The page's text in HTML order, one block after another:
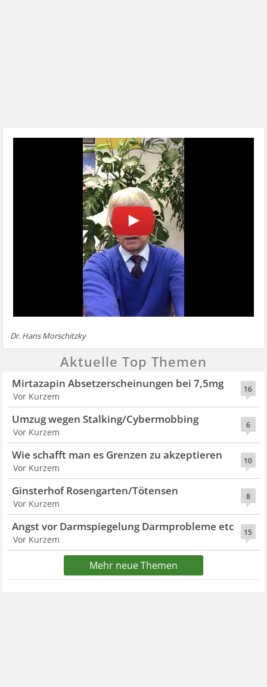
Dr. Hans Morschitzky
Aktuelle Top Themen
16
Mirtazapin Absetzerscheinungen bei 7,5mg
Vor Kurzem
6
Umzug wegen Stalking/Cybermobbing
Vor Kurzem
10
Wie schafft man es Grenzen zu akzeptieren
Vor Kurzem
8
Ginsterhof Rosengarten/Tötensen
Vor Kurzem
15
Angst vor Darmspiegelung Darmprobleme etc
Vor Kurzem
Mehr neue Themen